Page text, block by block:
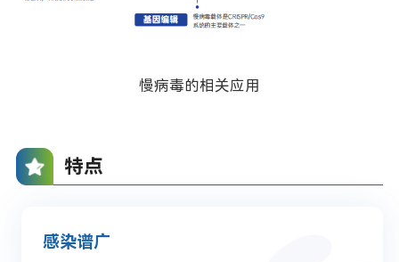
慢病毒的相关应用
特点
感染谱广